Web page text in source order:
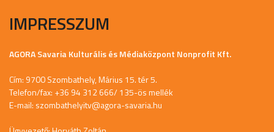
IMPRESSZUM
AGORA Savaria Kulturális és Médiaközpont Nonprofit Kft.
Cím: 9700 Szombathely, Márius 15. tér 5.
Telefon/fax: +36 94 312 666/ 135-ös mellék
E-mail: szombathelyitv@agora-savaria.hu